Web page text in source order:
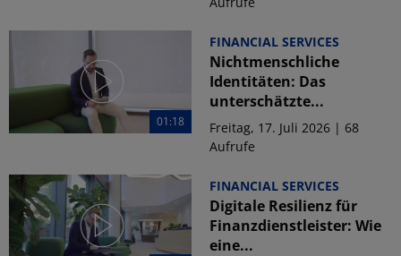
01:18
FINANCIAL SERVICES
Nichtmenschliche
Identitäten: Das
unterschätzte...
Freitag, 17. Juli 2026 | 68
Aufrufe
FINANCIAL SERVICES
Digitale Resilienz für
Finanzdienstleister: Wie
eine...